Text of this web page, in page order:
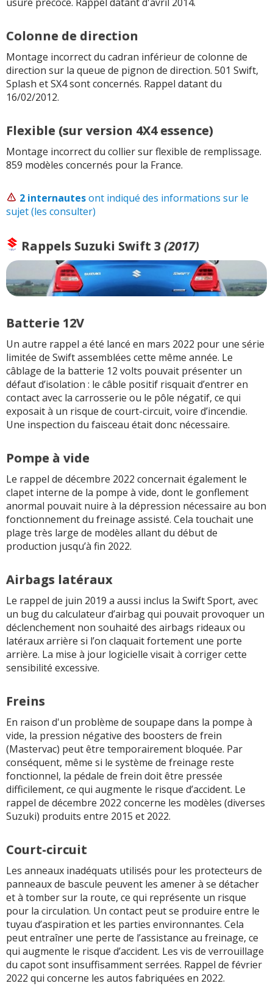
Colonne de direction
Montage incorrect du cadran inférieur de colonne de
direction sur la queue de pignon de direction. 501 Swift,
Splash et SX4 sont concernés. Rappel datant du
16/02/2012.
Flexible (sur version 4X4 essence)
Montage incorrect du collier sur flexible de remplissage.
859 modèles concernés pour la France.
2 internautesont indiqué des informations sur le
sujet (les consulter)
Rappels Suzuki Swift 3 (2017)
Batterie 12V
Un autre rappel a été lancé en mars 2022 pour une série
limitée de Swift assemblées cette même année. Le
câblage de la batterie 12 volts pouvait présenter un
défaut d’isolation : le câble positif risquait d’entrer en
contact avec la carrosserie ou le pôle négatif, ce qui
exposait à un risque de court-circuit, voire d’incendie.
Une inspection du faisceau était donc nécessaire.
Pompe à vide
Le rappel de décembre 2022 concernait également le
clapet interne de la pompe à vide, dont le gonflement
anormal pouvait nuire à la dépression nécessaire au bon
fonctionnement du freinage assisté. Cela touchait une
plage très large de modèles allant du début de
production jusqu’à fin 2022.
Airbags latéraux
Le rappel de juin 2019 a aussi inclus la Swift Sport, avec
un bug du calculateur d’airbag qui pouvait provoquer un
déclenchement non souhaité des airbags rideaux ou
latéraux arrière si l’on claquait fortement une porte
arrière. La mise à jour logicielle visait à corriger cette
sensibilité excessive.
Freins
En raison d'un problème de soupape dans la pompe à
vide, la pression négative des boosters de frein
(Mastervac) peut être temporairement bloquée. Par
conséquent, même si le système de freinage reste
fonctionnel, la pédale de frein doit être pressée
difficilement, ce qui augmente le risque d’accident. Le
rappel de décembre 2022 concerne les modèles (diverses
Suzuki) produits entre 2015 et 2022.
Court-circuit
Les anneaux inadéquats utilisés pour les protecteurs de
panneaux de bascule peuvent les amener à se détacher
et à tomber sur la route, ce qui représente un risque
pour la circulation. Un contact peut se produire entre le
tuyau d’aspiration et les parties environnantes. Cela
peut entraîner une perte de l’assistance au freinage, ce
qui augmente le risque d’accident. Les vis de verrouillage
du capot sont insuffisamment serrées. Rappel de février
2022 qui concerne les autos fabriquées en 2022.